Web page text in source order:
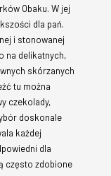
Obaku. W jej
dla pań.
i stonowanej
na delikatnych,
skórzanych
tu można
czekolady,
doskonale
każdej
dla
często zdobione